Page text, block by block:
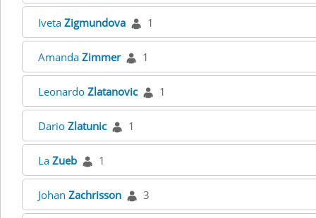
Iveta Zigmundova 1
Amanda Zimmer 1
Leonardo Zlatanovic 1
Dario Zlatunic 1
La Zueb 1
Johan Zachrisson 3